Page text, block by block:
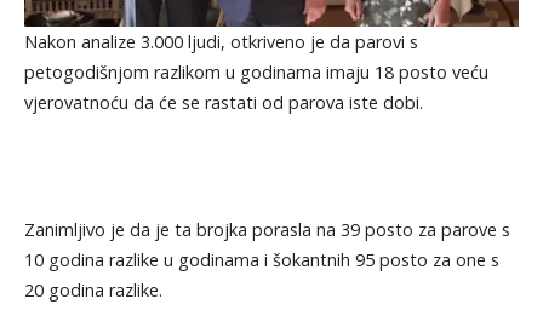
Nakon analize 3.000 ljudi, otkriveno je da parovi s
petogodišnjom razlikom u godinama imaju 18 posto veću
vjerovatnoću da će se rastati od parova iste dobi.
Zanimljivo je da je ta brojka porasla na 39 posto za parove s
10 godina razlike u godinama i šokantnih 95 posto za one s
20 godina razlike.